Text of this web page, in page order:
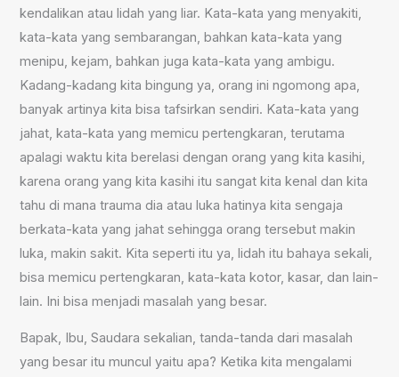
kendalikan atau lidah yang liar. Kata-kata yang menyakiti,
kata-kata yang sembarangan, bahkan kata-kata yang
menipu, kejam, bahkan juga kata-kata yang ambigu.
Kadang-kadang kita bingung ya, orang ini ngomong apa,
banyak artinya kita bisa tafsirkan sendiri. Kata-kata yang
jahat, kata-kata yang memicu pertengkaran, terutama
apalagi waktu kita berelasi dengan orang yang kita kasihi,
karena orang yang kita kasihi itu sangat kita kenal dan kita
tahu di mana trauma dia atau luka hatinya kita sengaja
berkata-kata yang jahat sehingga orang tersebut makin
luka, makin sakit. Kita seperti itu ya, lidah itu bahaya sekali,
bisa memicu pertengkaran, kata-kata kotor, kasar, dan lain-
lain. Ini bisa menjadi masalah yang besar.
Bapak, Ibu, Saudara sekalian, tanda-tanda dari masalah
yang besar itu muncul yaitu apa? Ketika kita mengalami